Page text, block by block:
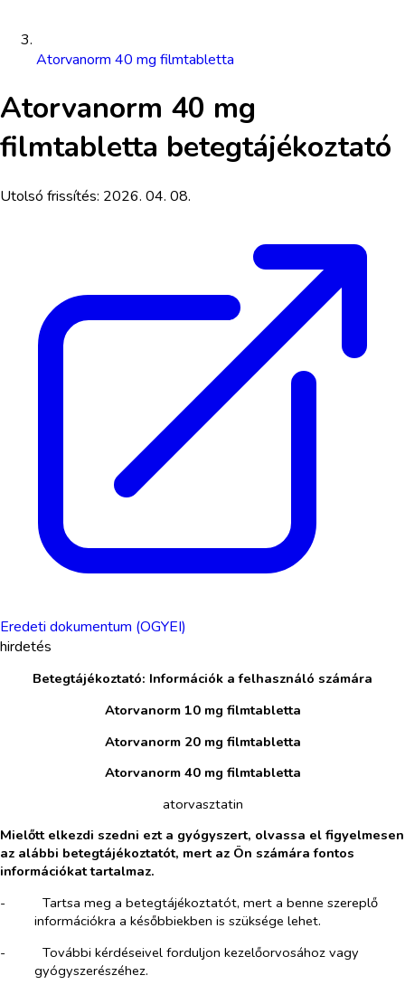
Atorvanorm 40 mg filmtabletta
Atorvanorm 40 mg
filmtabletta betegtájékoztató
Utolsó frissítés: 2026. 04. 08.
Eredeti dokumentum (OGYEI)
hirdetés
Betegtájékoztató: Információk a felhasználó számára
Atorvanorm 10 mg filmtabletta
Atorvanorm 20 mg filmtabletta
Atorvanorm 40 mg filmtabletta
atorvasztatin
Mielőtt elkezdi szedni ezt a gyógyszert, olvassa el figyelmesen
az alábbi betegtájékoztatót, mert az Ön számára fontos
információkat tartalmaz.
-​
Tartsa meg a betegtájékoztatót, mert a benne szereplő
információkra a későbbiekben is szüksége lehet.
-​
További kérdéseivel forduljon kezelőorvosához vagy
gyógyszerészéhez.